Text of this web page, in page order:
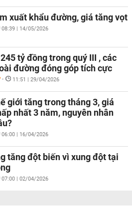
xuất khẩu đường, giá tăng vọt
08:39 | 14/05/2026
tỷ đồng trong quý III , các
đường đóng góp tích cực
- 11:51 | 29/04/2026
giới tăng trong tháng 3, giá
nhất 3 năm, nguyên nhân
06:00 | 16/04/2026
tăng đột biến vì xung đột tại
07:00 | 02/04/2026